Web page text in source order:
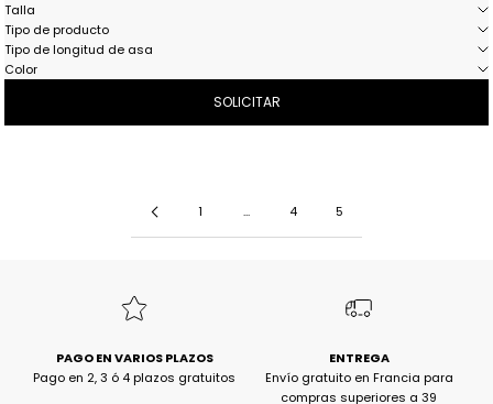
Talla
Tipo de producto
Tipo de longitud de asa
Color
SOLICITAR
1 ... 4 5
PAGO EN VARIOS PLAZOS
Pago en 2, 3 ó 4 plazos gratuitos
ENTREGA
Envío gratuito en Francia para
compras superiores a 39